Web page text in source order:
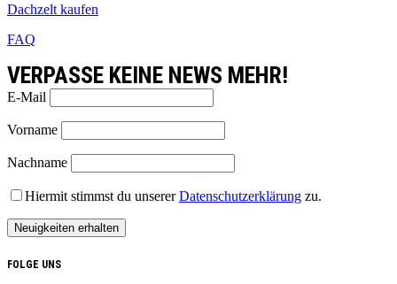
Dachzelt kaufen
FAQ
VERPASSE KEINE NEWS MEHR!
E-Mail
Vorname
Nachname
Hiermit stimmst du unsererDatenschutzerklärung zu.
FOLGE UNS